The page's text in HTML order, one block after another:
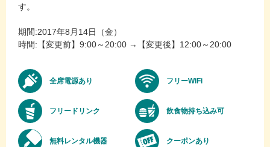
す。
期間:2017年8月14日（金）
時間:【変更前】9:00～20:00 →【変更後】12:00～20:00
全席電源あり フリーWiFi
フリードリンク 飲食物持ち込み可
無料レンタル機器 クーポンあり